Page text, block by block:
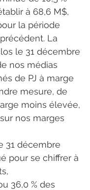
à 68,6 M$,
la période
La
le 31 décembre
nos médias
de PJ à marge
mesure, de
moins élevée,
nos marges
décembre
pour se chiffrer à
36,0 % des